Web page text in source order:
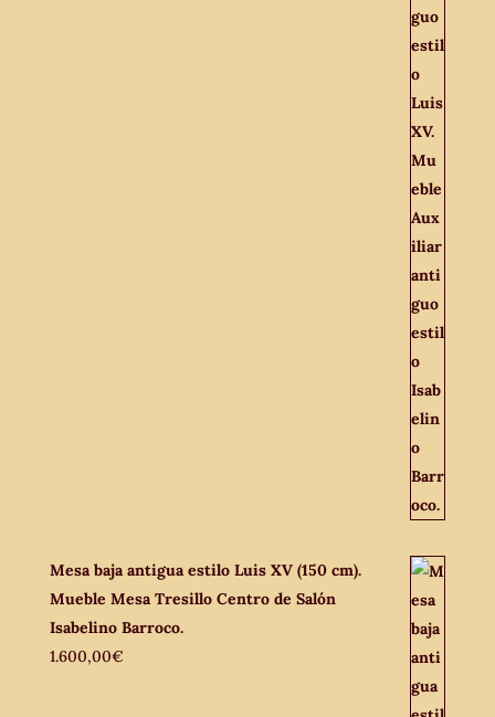
Mesa baja antigua estilo Luis XV (150 cm).
Mueble Mesa Tresillo Centro de Salón
Isabelino Barroco.
1.600,00€